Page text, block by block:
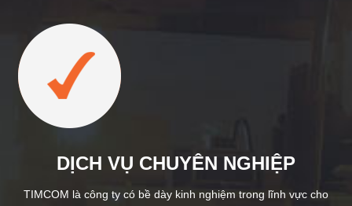
DỊCH VỤ CHUYÊN NGHIỆP
TIMCOM là công ty có bề dày kinh nghiệm trong lĩnh vực cho